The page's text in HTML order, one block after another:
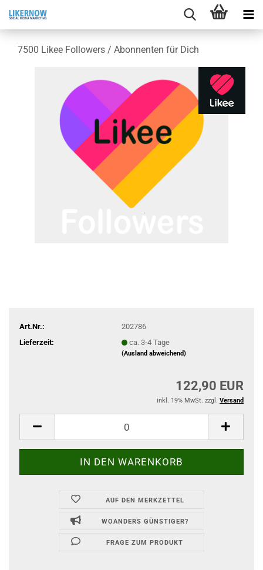
7500 Likee Fol­lowers / Abon­nen­ten für Dich
Art.Nr.:
202786
Lieferzeit:
ca. 3-4 Tage
(Ausland abweichend)
122,90 EUR
inkl. 19% MwSt. zzgl. Versand
AUF DEN MERKZETTEL
WOANDERS GÜNSTIGER?
FRAGE ZUM PRODUKT